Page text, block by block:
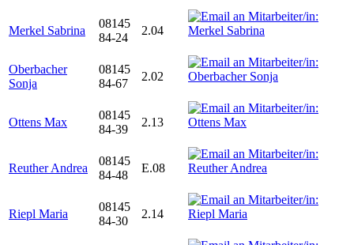
Merkel Sabrina
08145
84-24
2.04
Oberbacher
Sonja
08145
84-67
2.02
Ottens Max
08145
84-39
2.13
Reuther Andrea
08145
84-48
E.08
Riepl Maria
08145
84-30
2.14